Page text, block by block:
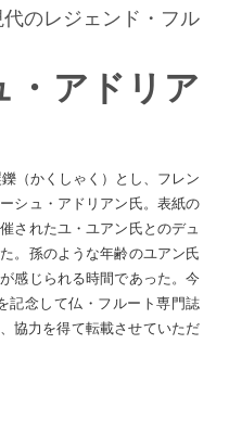
のレジェンド・フル
・アドリア
（かくしゃく）とし、フレン
シュ・アドリアン氏。表紙の
されたユ・ユアン氏とのデュ
。孫のような年齢のユアン氏
感じられる時間であった。今
記念して仏・フルート専門誌
力を得て転載させていただ